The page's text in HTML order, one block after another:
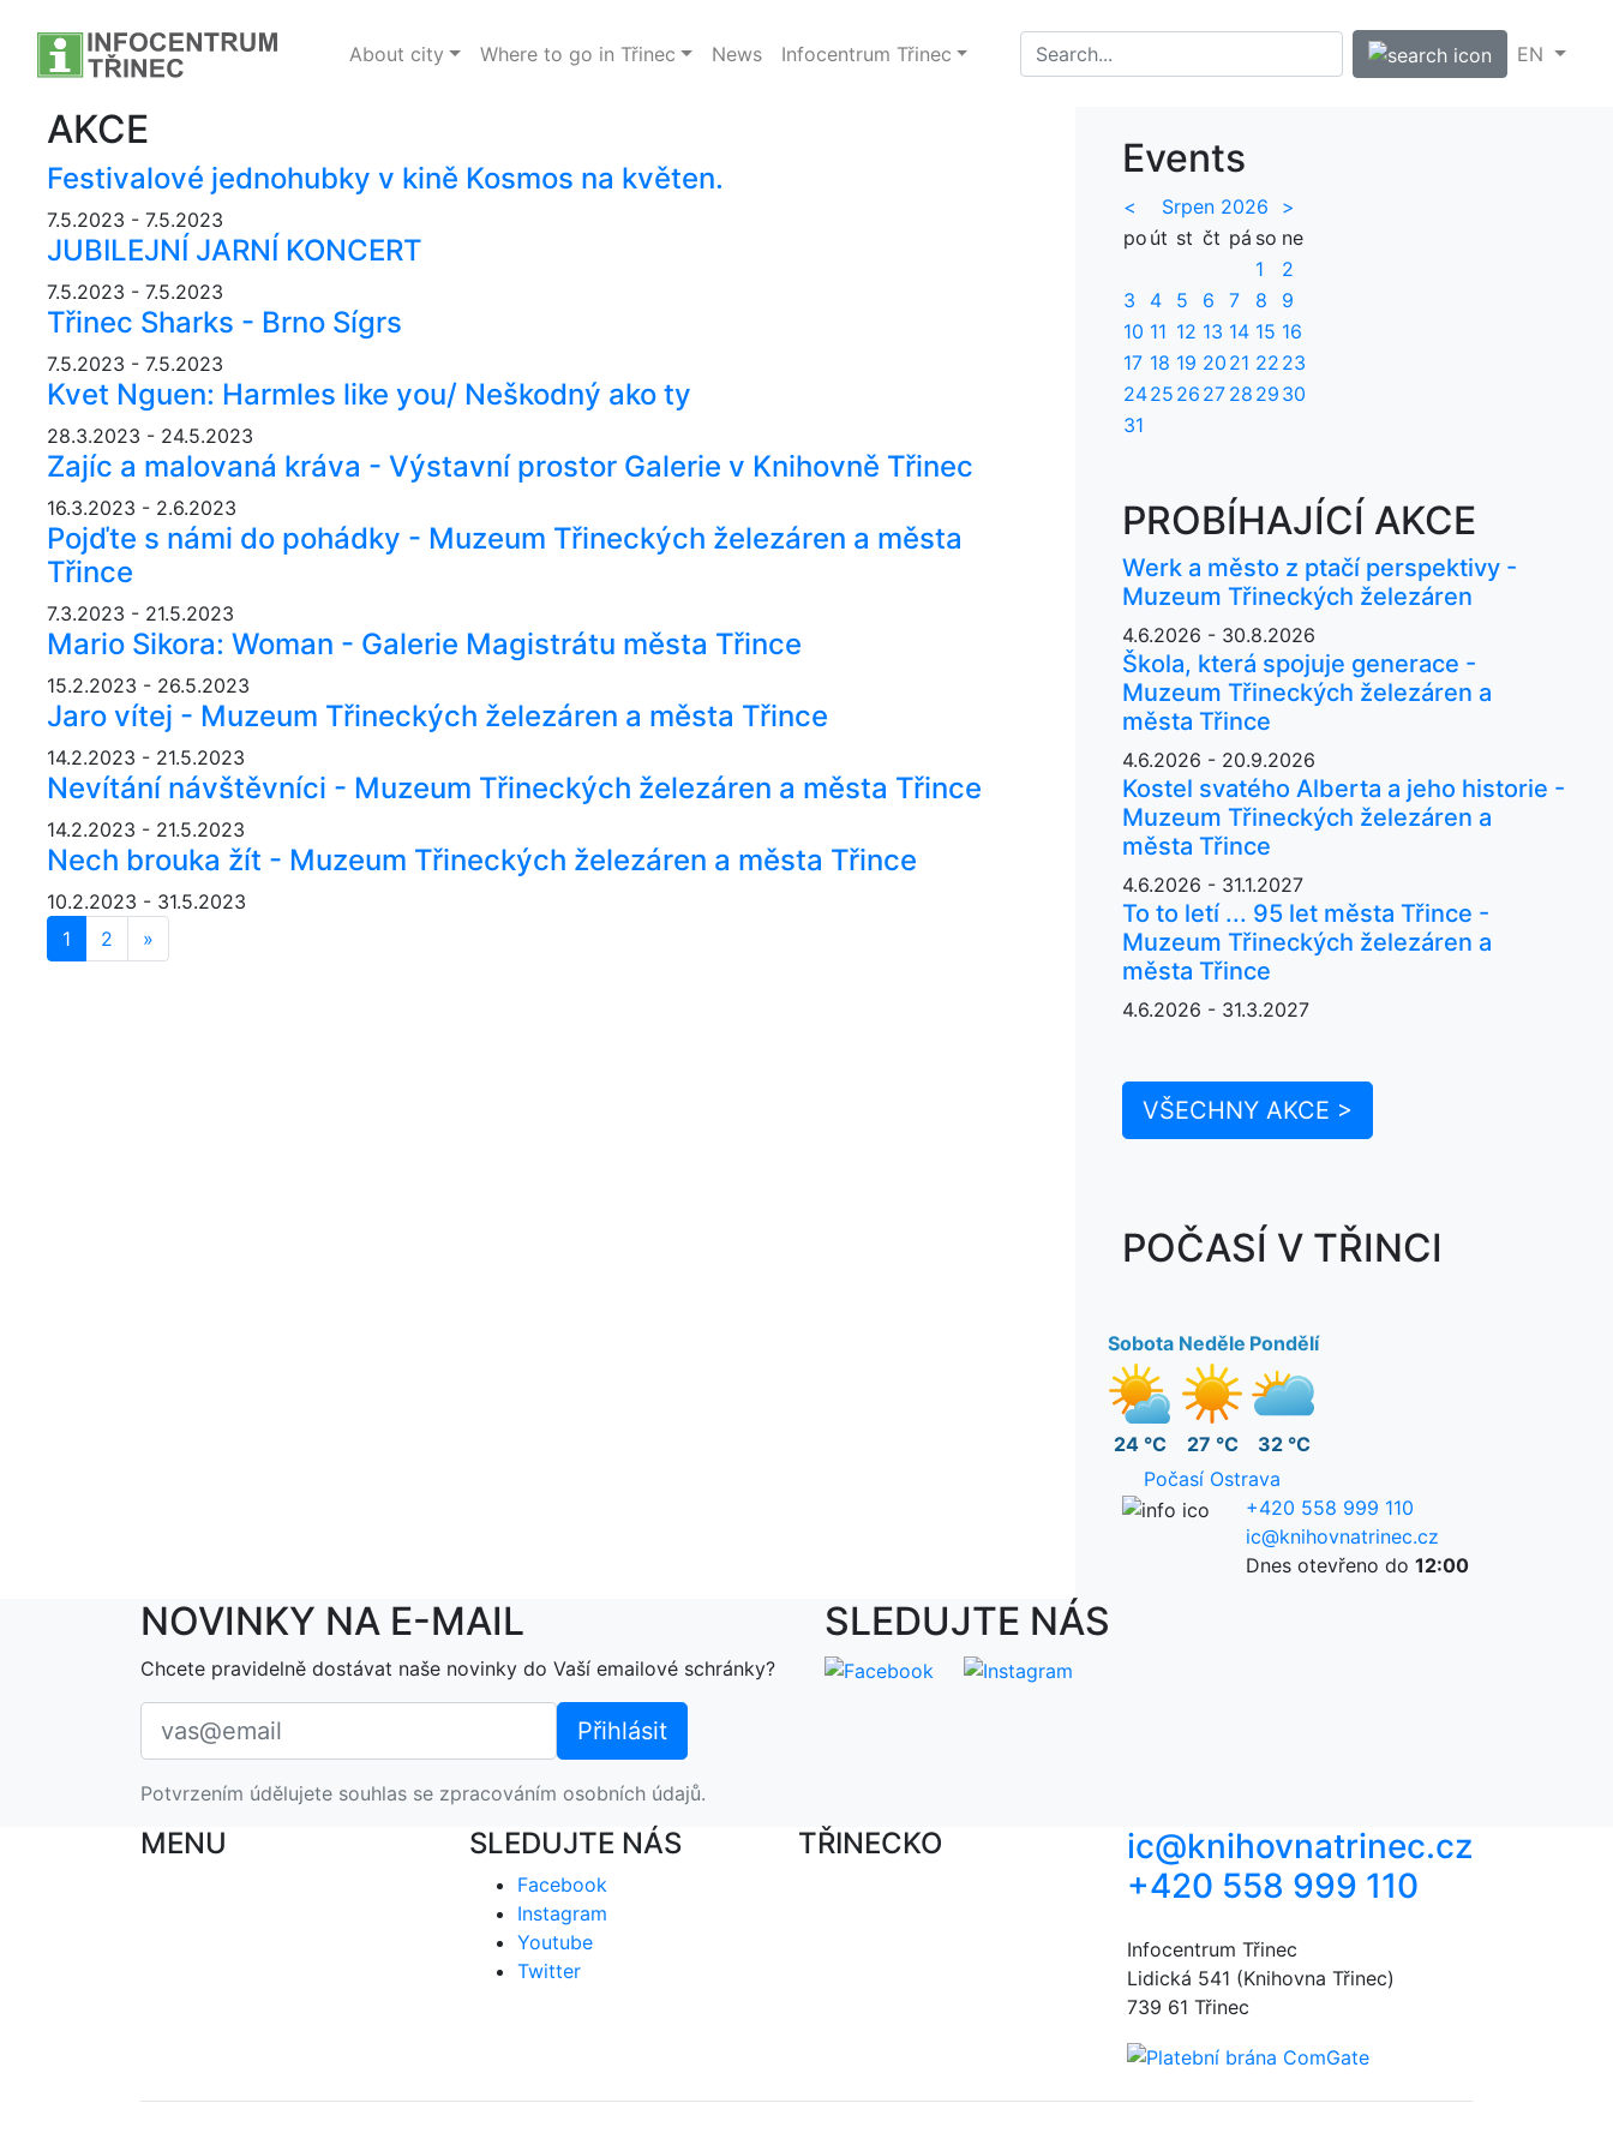
About city Where to go in Třinec News Infocentrum Třinec EN
AKCE
Festivalové jednohubky v kině Kosmos na květen.
7.5.2023 - 7.5.2023
JUBILEJNÍ JARNÍ KONCERT
7.5.2023 - 7.5.2023
Třinec Sharks - Brno Sígrs
7.5.2023 - 7.5.2023
Kvet Nguen: Harmles like you/ Neškodný ako ty
28.3.2023 - 24.5.2023
Zajíc a malovaná kráva - Výstavní prostor Galerie v Knihovně Třinec
16.3.2023 - 2.6.2023
Pojďte s námi do pohádky - Muzeum Třineckých železáren a města
Třince
7.3.2023 - 21.5.2023
Mario Sikora: Woman - Galerie Magistrátu města Třince
15.2.2023 - 26.5.2023
Jaro vítej - Muzeum Třineckých železáren a města Třince
14.2.2023 - 21.5.2023
Nevítání návštěvníci - Muzeum Třineckých železáren a města Třince
14.2.2023 - 21.5.2023
Nech brouka žít - Muzeum Třineckých železáren a města Třince
10.2.2023 - 31.5.2023
1
2 »
Events
< Srpen 2026
>
po út st čt pá so ne
1
2
3
4 5 6 7 8
9
10 11 12 13 14 15 16
17 18 19 20 21 22 23
2425 26 27 28 29 30
31
PROBÍHAJÍCÍ AKCE
Werk a město z ptačí perspektivy -
Muzeum Třineckých železáren
4.6.2026 - 30.8.2026
Škola, která spojuje generace -
Muzeum Třineckých železáren a
města Třince
4.6.2026 - 20.9.2026
Kostel svatého Alberta a jeho historie -
Muzeum Třineckých železáren a
města Třince
4.6.2026 - 31.1.2027
To to letí ... 95 let města Třince -
Muzeum Třineckých železáren a
města Třince
4.6.2026 - 31.3.2027
VŠECHNY AKCE >
POČASÍ V TŘINCI
Sobota
24 °C
Neděle
27 °C
Pondělí
32 °C
Počasí Ostrava
+420 558 999 110
ic@knihovnatrinec.cz
Dnes otevřeno do 12:00
NOVINKY NA E-MAIL
Chcete pravidelně dostávat naše novinky do Vaší emailové schránky?
Potvrzením údělujete souhlas se zpracováním osobních údajů.
SLEDUJTE NÁS
MENU SLEDUJTE NÁS
Facebook
Instagram
Youtube
Twitter
TŘINECKO
ic@knihovnatrinec.cz
+420 558 999 110
Infocentrum Třinec
Lidická 541 (Knihovna Třinec)
739 61 Třinec